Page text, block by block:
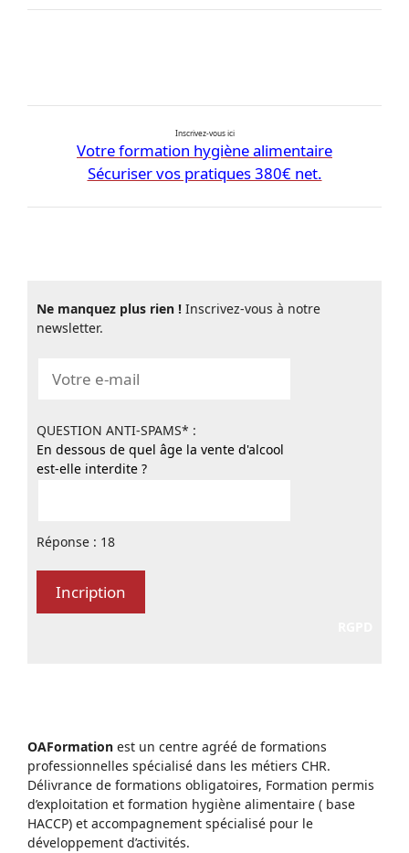
Inscrivez-vous ici
Votre formation hygiène alimentaire
Sécuriser vos pratiques 380€ net.
Ne manquez plus rien ! Inscrivez-vous à notre
newsletter.
QUESTION ANTI-SPAMS* :
En dessous de quel âge la vente d'alcool
est-elle interdite ?
Réponse : 18
OAFormation est un centre agréé de formations
professionnelles spécialisé dans les métiers CHR.
Délivrance de formations obligatoires, Formation permis
d’exploitation et formation hygiène alimentaire ( base
HACCP) et accompagnement spécialisé pour le
développement d’activités.